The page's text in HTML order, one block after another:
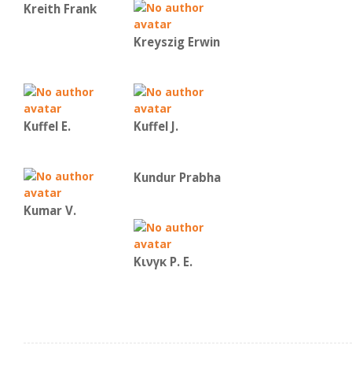
Kreith Frank
Kreyszig Erwin
Kuffel E. Kuffel J.
Kumar V.
Kundur Prabha
Κινγκ Ρ. Ε.